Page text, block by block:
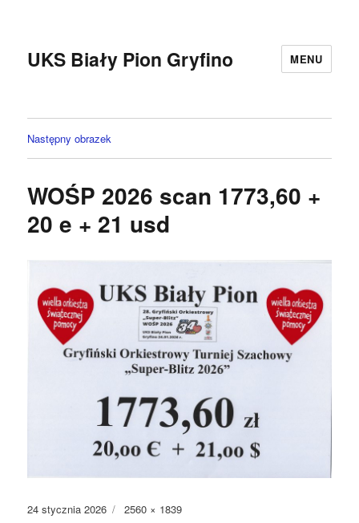
UKS Biały Pion Gryfino MENU
Następny obrazek
WOŚP 2026 scan 1773,60 +
20 e + 21 usd
Data
24 stycznia 2026
Pełny
2560 × 1839